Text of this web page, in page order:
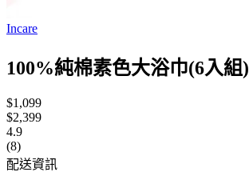
Incare
100%純棉素色大浴巾(6入組)
$1,099
$2,399
4.9
(8)
配送資訊